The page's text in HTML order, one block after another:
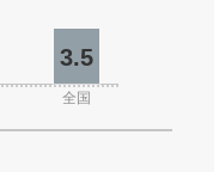
3.5
全国